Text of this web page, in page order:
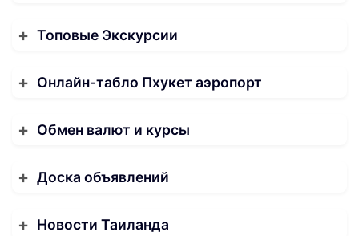
Топовые Экскурсии
Онлайн-табло Пхукет аэропорт
Обмен валют и курсы
Доска объявлений
Новости Таиланда